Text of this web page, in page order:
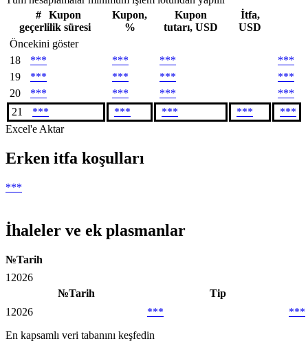
#
Kupon
geçerlilik süresi
Kupon,
%
Kupon
tutarı, USD
İtfa,
USD
Öncekini göster
18
*** *** ***
***
19
*** *** ***
***
20
*** *** ***
***
21
*** *** *** ***
***
Excel'e Aktar
Erken itfa koşulları
***
İhaleler ve ek plasmanlar
№Tarih
1 2026
№Tarih
Tip
1 2026 ***
***
En kapsamlı veri tabanını keşfedin